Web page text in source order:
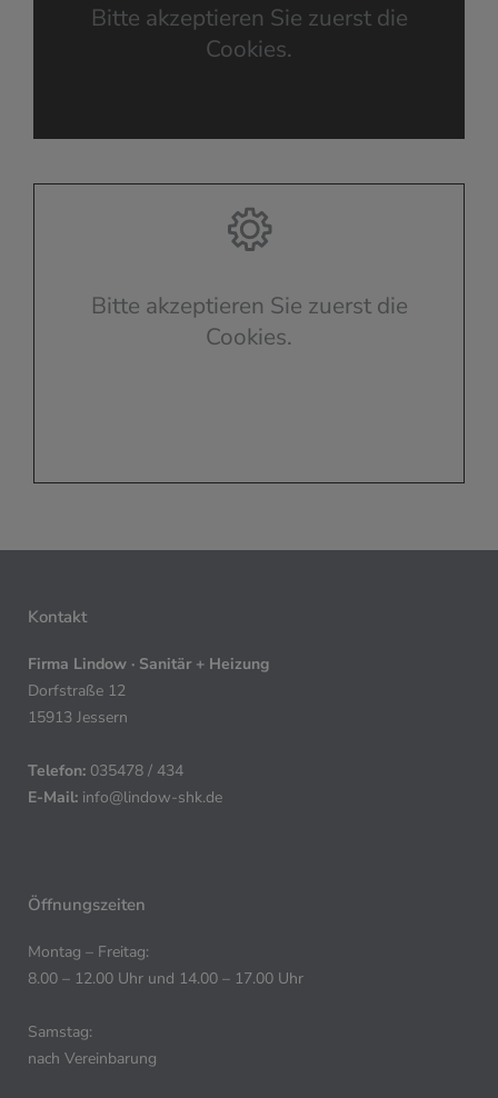
Bitte akzeptieren Sie zuerst die
Cookies.
Bitte akzeptieren Sie zuerst die
Cookies.
Kontakt
Firma Lindow · Sanitär + Heizung
Dorfstraße 12
15913 Jessern
Telefon: 035478 / 434
E-Mail: info@lindow-shk.de
Öffnungszeiten
Montag – Freitag:
8.00 – 12.00 Uhr und 14.00 – 17.00 Uhr
Samstag:
nach Vereinbarung